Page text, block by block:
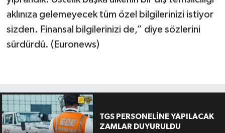
aklınıza gelemeyecek tüm özel bilgilerinizi istiyor
sizden. Finansal bilgilerinizi de,” diye sözlerini
sürdürdü. (Euronews)
TGS PERSONELİNE YAPILACAK
ZAMLAR DUYURULDU